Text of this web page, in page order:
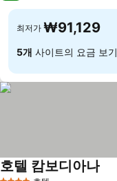
최저가 ₩91,129
5개 사이트의 요금 보기
호텔 캄보디아나